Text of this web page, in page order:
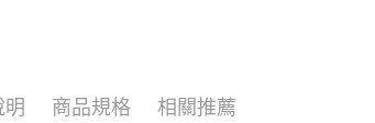
明 商品規格 相關推薦